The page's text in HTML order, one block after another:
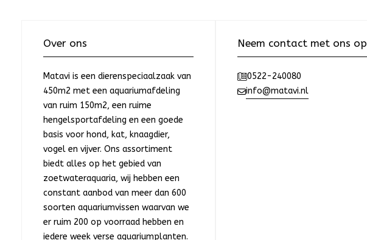
Over ons
Matavi is een dierenspeciaalzaak van
450m2 met een aquariumafdeling
van ruim 150m2, een ruime
hengelsportafdeling en een goede
basis voor hond, kat, knaagdier,
vogel en vijver. Ons assortiment
biedt alles op het gebied van
zoetwateraquaria, wij hebben een
constant aanbod van meer dan 600
soorten aquariumvissen waarvan we
er ruim 200 op voorraad hebben en
iedere week verse aquariumplanten.
Neem contact met ons op
0522-240080
info@matavi.nl